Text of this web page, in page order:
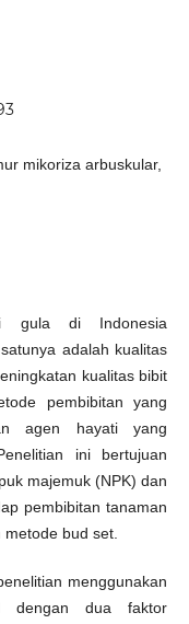
mikoriza arbuskular,
gula di Indonesia
adalah kualitas
kualitas bibit
pembibitan yang
agen hayati yang
ini bertujuan
majemuk (NPK) dan
pembibitan tanaman
metode bud set.
menggunakan
dengan dua faktor